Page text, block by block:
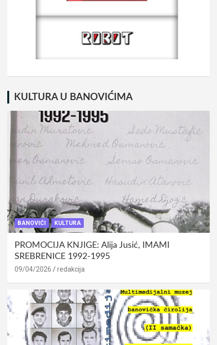
KULTURA U BANOVIĆIMA
BANOVIĆI KULTURA
PROMOCIJA KNJIGE: Alija Jusić, IMAMI
SREBRENICE 1992-1995
09/04/2026 redakcija